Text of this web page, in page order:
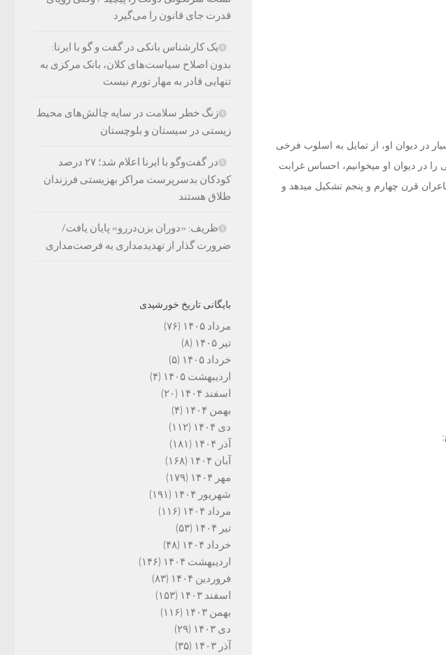
در دیوان او، از تمایل به اسلوب فرخی
در دیوان او می‏خوانیم، احساس غرابت
قرن چهارم و پنجم تشکیل می‏دهد و
قدرت جای قانون را می‌گیرد
یک کارشناس بانکی در گفت و گو با ایرنا:
بدون اصلاح سیاست‌های کلان، بانک مرکزی به
تنهایی قادر به مهار تورم نیست
زنگ خطر سلامت در سایه چالش‌های محیط
زیستی در سیستان و بلوچستان
در گفت‌وگو با ایرنا اعلام شد؛ ۲۷ درصد
کودکان بدسرپرست مراکز بهزیستی فرزندان
طلاق هستند
ظریف: «دوران بزن‌دررو» پایان یافت/
ضرورت گذار از تهدیدمداری به فرصت‌مداری
بایگانی تاریخ خورشیدی
مرداد ۱۴۰۵
(۷۶)
تیر ۱۴۰۵
(۸)
خرداد ۱۴۰۵
(۵)
اردیبهشت ۱۴۰۵
(۴)
اسفند ۱۴۰۴
(۲۰)
بهمن ۱۴۰۴
(۴)
دی ۱۴۰۴
(۱۱۲)
آذر ۱۴۰۴
(۱۸۱)
آبان ۱۴۰۴
(۱۶۸)
مهر ۱۴۰۴
(۱۷۹)
شهریور ۱۴۰۴
(۱۹۱)
مرداد ۱۴۰۴
(۱۱۶)
تیر ۱۴۰۴
(۵۳)
خرداد ۱۴۰۴
(۴۸)
اردیبهشت ۱۴۰۴
(۱۴۶)
فروردین ۱۴۰۴
(۸۳)
اسفند ۱۴۰۳
(۱۵۳)
بهمن ۱۴۰۳
(۱۱۶)
دی ۱۴۰۳
(۲۹)
آذر ۱۴۰۳
(۳۵)